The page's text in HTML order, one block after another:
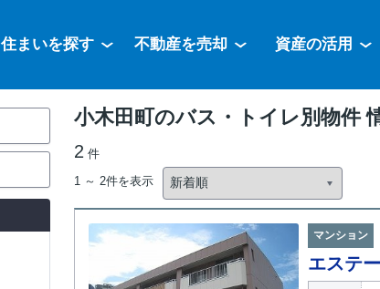
住まいを探す 不動産を売却 資産の活用
小木田町のバス・トイレ別物件
2 件
1 ～ 2件を表示
マンション
エステ